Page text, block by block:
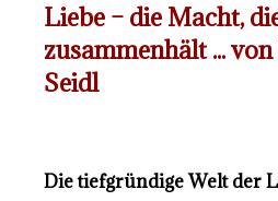
Liebe – die Macht,
zusammenhält ...
Seidl
Die tiefgründige Welt der